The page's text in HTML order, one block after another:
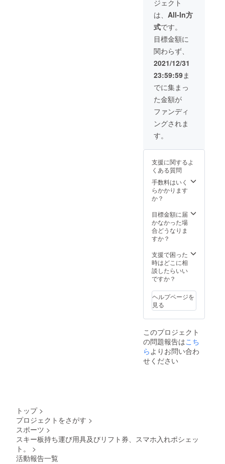
Ⅿ、Ⅼの
3サイズ
から選
べま
す。ま
た必要
数もお
書きく
ださ
い。 子
供はS、
標準の
大人は
M、身
長が
175cm
が適し
ポ
シェッ
トは透
明の塩
ビ製で
ショル
ダー紐
の色は
乳白
タビラ
イザー
の色
は、
草色、
赤の中
から選
べま
考欄に
希望の
色、必
要個数
を記入
が7㎜、
輪の直
ジェクト
は、 All-In方
式です。
目標金額に
関わらず、
2021/12/31
23:59:59ま
でに集まっ
た金額が
ファンディ
ングされま
す。
支援に関するよ
くある質問
手数料はいく
らかかります
か？
目標金額に届
かなかった場
合どうなりま
すか？
支援で困った
時はどこに相
談したらいい
ですか？
ヘルプページを
見る
このプロジェクト
の問題報告はこち
らよりお問い合わ
せください
トップ >
プロジェクトをさがす >
スポーツ >
スキー板持ち運び用具及びリフト券、スマホ入れポシェッ
ト。
>
活動報告一覧